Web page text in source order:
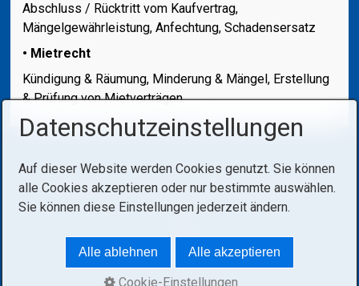
Abschluss / Rücktritt vom Kaufvertrag,
Mängelgewährleistung, Anfechtung, Schadensersatz
• Mietrecht
Kündigung & Räumung, Minderung & Mängel, Erstellung
& Prüfung von Mietverträgen
Die Kanzlei Impressum
Datenschutzerklärung
Links
© 2026 Lischka & Baumunk & Reiprich
Datenschutzeinstellungen
Auf dieser Website werden Cookies genutzt. Sie können
alle Cookies akzeptieren oder nur bestimmte auswählen.
Sie können diese Einstellungen jederzeit ändern.
Alle ablehnen Alle akzeptieren
Cookie-Einstellungen